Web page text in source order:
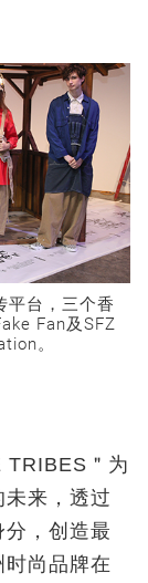
平台，三个香
Fan及SFZ
。
TRIBES＂为
来，透过
，创造最
尚品牌在